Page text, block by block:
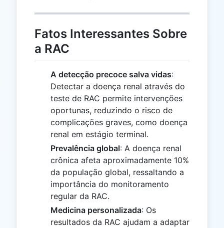
Fatos Interessantes Sobre
a RAC
A detecção precoce salva vidas:
Detectar a doença renal através do
teste de RAC permite intervenções
oportunas, reduzindo o risco de
complicações graves, como doença
renal em estágio terminal.
Prevalência global: A doença renal
crônica afeta aproximadamente 10%
da população global, ressaltando a
importância do monitoramento
regular da RAC.
Medicina personalizada: Os
resultados da RAC ajudam a adaptar